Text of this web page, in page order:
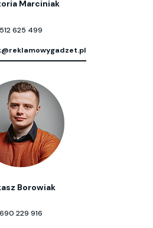
Marciniak
512 625 499
Borowiak
690 229 916